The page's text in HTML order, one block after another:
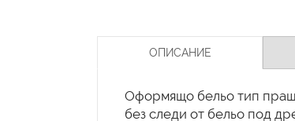
ОПИСАНИЕ
Оформящо бельо тип
без следи от бельо под